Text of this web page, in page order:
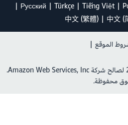
Tiếng Việt
Türkçe
Ρусский
中文 (
中文 (繁體)
الموقع |
حقوق الطبع والنشر © لعام 2024 لصالح شركة Amazon Web Services, Inc.
محفوظة.